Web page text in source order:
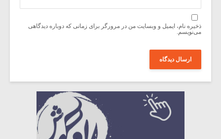
ذخیره نام، ایمیل و وبسایت من در مرورگر برای زمانی که دوباره دیدگاهی
می‌نویسم.